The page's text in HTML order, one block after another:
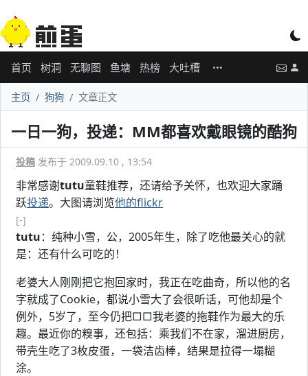
首页 树洞 无聊图 鱼塘 热榜 大吐槽
主页 狗狗 文章正文
一日一狗，投递：MM都喜欢戴眼镜的酷狗
投稿 发布于 2009.09.10 , 13:54
非常感谢tutu童鞋推荐，还请给予关怀，也欢迎大家踊
跃投递。大图请浏览他的flickr
[-]
tutu：纯种小雪，公，2005年生，除了吃他最关心的就
是：还有什么可吃的！
老婆大人刚刚把它抱回家时，我正在吃曲奇，所以他的名
字就成了Cookie，都说小雪大了会很听话，可他却是个
例外，5岁了，至今仍把□□我老婆的拖鞋作为最大的乐
趣。最近你的糗事，还包括：乘我们不在家，溜进厨房，
带壳生吃了3枚皮蛋，一袋洁齿棒，结果是拉得一塌糊
涂。